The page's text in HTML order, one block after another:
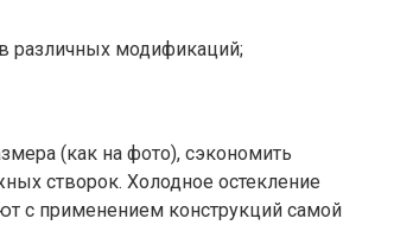
различных модификаций;
(как на фото), сэкономить
створок. Холодное остекление
с применением конструкций самой